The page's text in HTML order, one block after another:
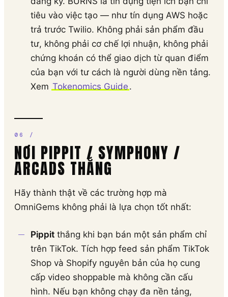
tiêu vào việc tạo — như tín dụng AWS hoặc
trả trước Twilio. Không phải sản phẩm đầu
tư, không phải cơ chế lợi nhuận, không phải
chứng khoán có thể giao dịch từ quan điểm
của bạn với tư cách là người dùng nền tảng.
Xem Tokenomics Guide.
NƠI PIPPIT / SYMPHONY /
ARCADS THẮNG
Hãy thành thật về các trường hợp mà
OmniGems không phải là lựa chọn tốt nhất:
Pippit thắng khi bạn bán một sản phẩm chỉ
trên TikTok. Tích hợp feed sản phẩm TikTok
Shop và Shopify nguyên bản của họ cung
cấp video shoppable mà không cần cấu
hình. Nếu bạn không chạy đa nền tảng,